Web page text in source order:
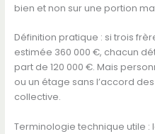
bien et non sur une portion
Définition pratique : si trois
estimée 360 000 €, chacun
part de 120 000 €. Mais
ou un étage sans l’accord
collective.
Terminologie technique utile :